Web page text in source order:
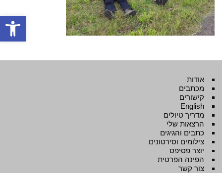
פתח
אודות
מכתבים
קישורים
English
מדריך טיולים
הרצאות שלי
כתבים והגיגים
צילומים וסירטונים
יוצר פסיפס
הפינה הפרטית
צור קשר